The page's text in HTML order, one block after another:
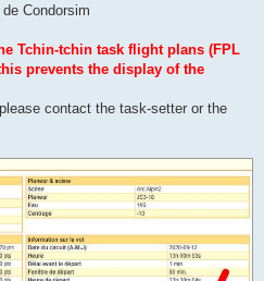
Condorsim
Tchin-tchin task flight plans (FPL
prevents the display of the
contact the task-setter or the